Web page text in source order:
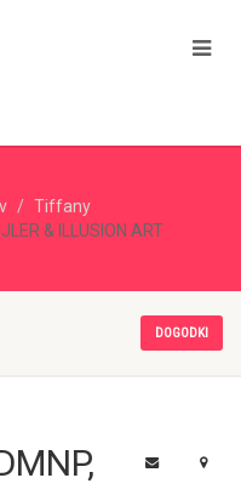
Tiffany
& ILLUSION ART
DOGODKI